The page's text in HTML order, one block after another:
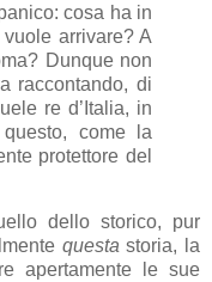
cosa ha in
arrivare? A
Dunque non
raccontando, di
re d’Italia, in
come la
protettore del
dello storico, pur
questastoria, la
apertamente le sue